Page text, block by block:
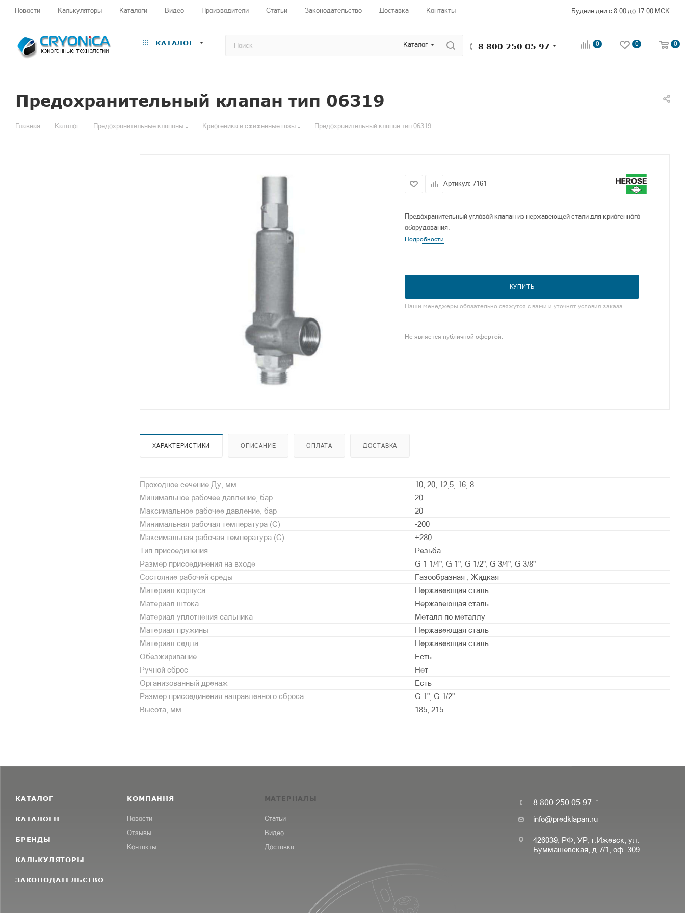
Новости Калькуляторы Каталоги Видео Производители Статьи Законодательство Доставка Контакты Будние дни с 8:00 до 17:00 МСК
КАТАЛОГ Каталог 8 800 250 05 97 0 0 0
Предохранительный клапан тип 06319
Главная — Каталог — Предохранительные клапаны — Криогеника и сжиженные газы — Предохранительный клапан тип 06319
Артикул: 7161
Предохранительный угловой клапан из нержавеющей стали для криогенного
оборудования.
Подробности
КУПИТЬ
Наши менеджеры обязательно свяжутся с вами и уточнят условия заказа
Не является публичной офертой.
ХАРАКТЕРИСТИКИ ОПИСАНИЕ ОПЛАТА ДОСТАВКА
Проходное сечение Ду, мм
10, 20, 12,5, 16, 8
Минимальное рабочее давление, бар
20
Максимальное рабочее давление, бар
20
Минимальная рабочая температура (С)
-200
Максимальная рабочая температура (С)
+280
Тип присоединения
Резьба
Размер присоединения на входе
G 1 1/4", G 1", G 1/2", G 3/4", G 3/8"
Состояние рабочей среды
Газообразная , Жидкая
Материал корпуса
Нержавеющая сталь
Материал штока
Нержавеющая сталь
Материал уплотнения сальника
Металл по металлу
Материал пружины
Нержавеющая сталь
Материал седла
Нержавеющая сталь
Обезжиривание
Есть
Ручной сброс
Нет
Организованный дренаж
Есть
Размер присоединения направленного сброса
G 1", G 1/2"
Высота, мм
185, 215
КАТАЛОГ
КАТАЛОГИ
БРЕНДЫ
КАЛЬКУЛЯТОРЫ
ЗАКОНОДАТЕЛЬСТВО
КОМПАНИЯ
Новости
Отзывы
Контакты
МАТЕРИАЛЫ
Статьи
Видео
Доставка
8 800 250 05 97
info@predklapan.ru
426039, РФ, УР, г.Ижевск, ул.
Буммашевская, д.7/1, оф. 309